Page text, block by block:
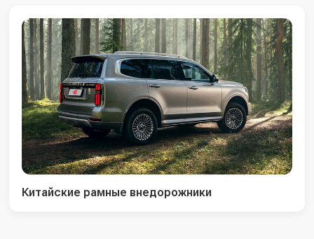
Китайские рамные внедорожники